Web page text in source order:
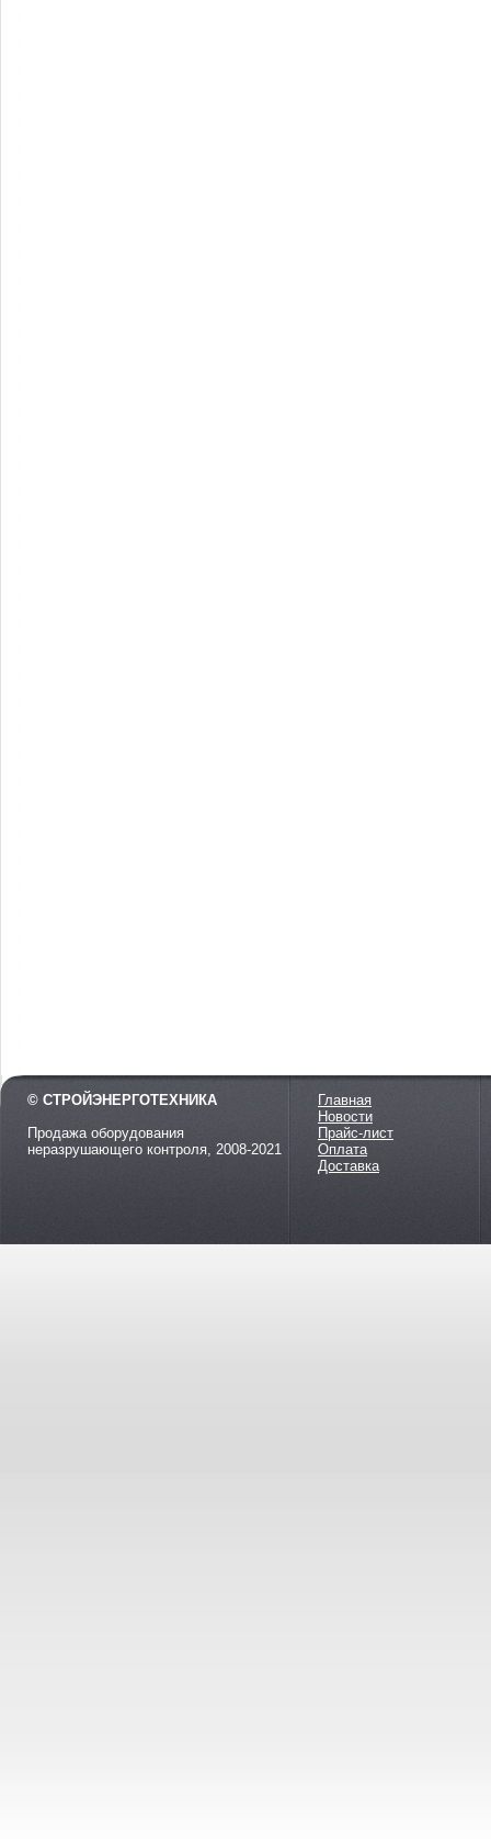
© СТРОЙЭНЕРГОТЕХНИКА
Продажа оборудования
неразрушающего контроля, 2008-2021
Главная
Новости
Прайс-лист
Оплата
Доставка